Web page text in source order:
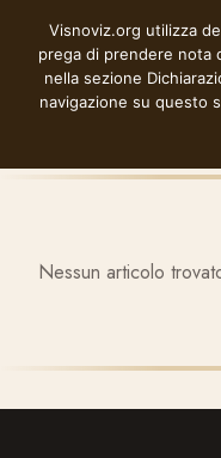
contenuto
Nessun articolo
Visnoviz.org utilizza
prega di prendere nota
nella sezione
navigazione su questo